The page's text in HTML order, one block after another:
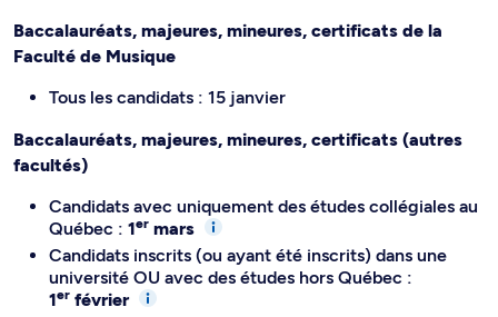
Baccalauréats, majeures, mineures, certificats de la
Faculté de Musique
Tous les candidats : 15 janvier
Baccalauréats, majeures, mineures, certificats (autres
facultés)
Candidats avec uniquement des études collégiales au
Québec : 1er mars
Candidats inscrits (ou ayant été inscrits) dans une
université OU avec des études hors Québec :
1er février